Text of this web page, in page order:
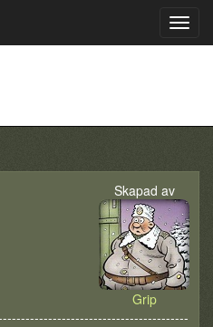
Skapad av
Grip